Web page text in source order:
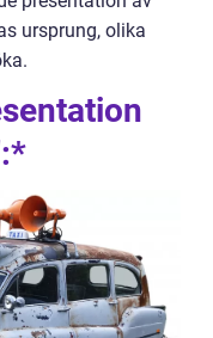
ursprung, olika